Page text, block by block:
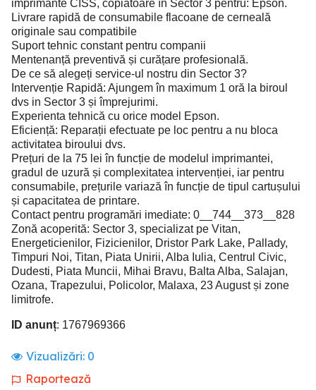
imprimante CISS, copiatoare în Sector 3 pentru: Epson.
Livrare rapidă de consumabile flacoane de cerneală
originale sau compatibile
Suport tehnic constant pentru companii
Mentenanță preventivă și curățare profesională.
De ce să alegeți service-ul nostru din Sector 3?
Intervenție Rapidă: Ajungem în maximum 1 oră la biroul
dvs in Sector 3 și împrejurimi.
Experienta tehnică cu orice model Epson.
Eficiență: Reparații efectuate pe loc pentru a nu bloca
activitatea biroului dvs.
Prețuri de la 75 lei în funcție de modelul imprimantei,
gradul de uzură și complexitatea intervenției, iar pentru
consumabile, prețurile variază în funcție de tipul cartușului
și capacitatea de printare.
Contact pentru programări imediate: 0__744__373__828
Zonă acoperită: Sector 3, specializat pe Vitan,
Energeticienilor, Fizicienilor, Dristor Park Lake, Pallady,
Timpuri Noi, Titan, Piata Unirii, Alba Iulia, Centrul Civic,
Dudesti, Piata Muncii, Mihai Bravu, Balta Alba, Salajan,
Ozana, Trapezului, Policolor, Malaxa, 23 August și zone
limitrofe.
ID anunț: 1767969366
Vizualizări: 0
Raportează